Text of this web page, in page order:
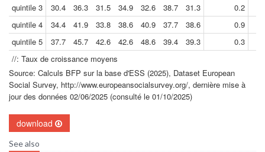
quintile 3 30.4 36.3 31.5 34.9 32.6 38.7 31.3
0.2
quintile 4
34.4 41.9 33.8 38.6 40.9 37.7 38.6
0.9
quintile 5
37.7 45.7 42.6 42.6 48.6 39.4 39.3
0.3
//: Taux de croissance moyens
Source: Calculs BFP sur la base d'ESS (2025), Dataset European
Social Survey, http://www.europeansocialsurvey.org/, dernière mise à
jour des données 02/06/2025 (consulté le 01/10/2025)
download
See also